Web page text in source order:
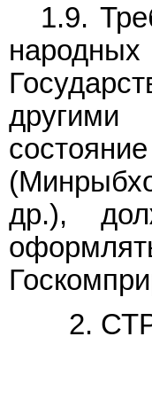
1.9.
другими
др.),
2.